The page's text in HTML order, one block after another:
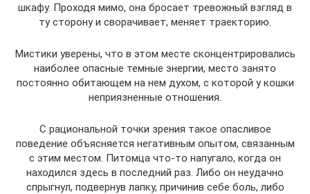
шкафу. Проходя мимо, она бросает тревожный взгляд в
ту сторону и сворачивает, меняет траекторию.
Мистики уверены, что в этом месте сконцентрировались
наиболее опасные темные энергии, место занято
постоянно обитающем на нем духом, с которой у кошки
неприязненные отношения.
С рациональной точки зрения такое опасливое
поведение объясняется негативным опытом, связанным
с этим местом. Питомца что-то напугало, когда он
находился здесь в последний раз. Либо он неудачно
спрыгнул, подвернув лапку, причинив себе боль, либо